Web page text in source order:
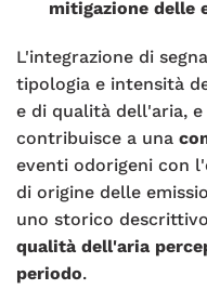
mitigazione delle
L'integrazione di
tipologia e intensità
e di qualità dell'aria,
contribuisce a una
eventi odorigeni con
di origine delle
uno storico
qualità dell'aria
periodo.